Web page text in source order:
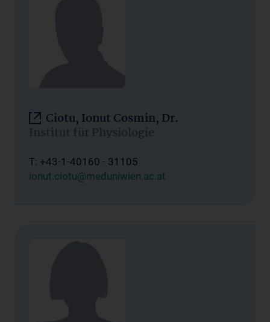
Ciotu, Ionut Cosmin, Dr.
Institut für Physiologie
T: +43-1-40160 - 31105
ionut.ciotu@meduniwien.ac.at